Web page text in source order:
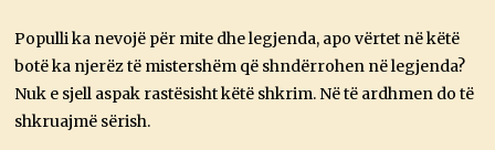
Populli ka nevojë për mite dhe legjenda, apo vërtet në këtë
botë ka njerëz të mistershëm që shndërrohen në legjenda?
Nuk e sjell aspak rastësisht këtë shkrim. Në të ardhmen do të
shkruajmë sërish.